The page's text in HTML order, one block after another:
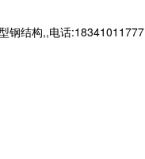
钢结构,,电话:18341011777